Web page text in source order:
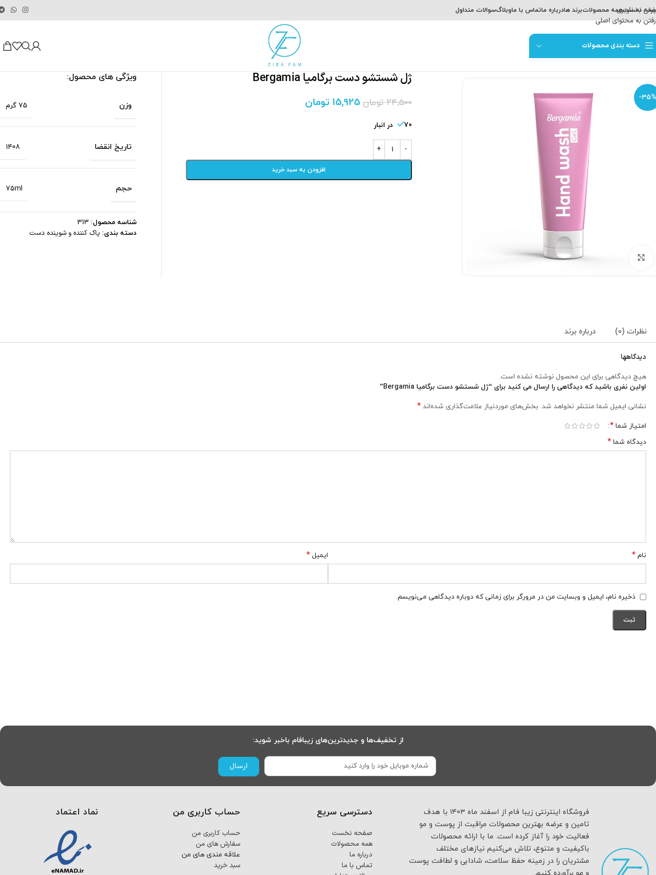
پرش به ناوبری
رفتن به محتوای اصلی
نخستهمه محصولاتبرند هادرباره ماتماس با ماوبلاگسوالات متداول
دسته بندی محصولات
-35%
برای بزرگنمایی کلیک کنید
ژل شستشو دست برگامیا Bergamia
24,500 تومان 15,925 تومان
70 در انبار
افزودن به سبد خرید
ویژگی های محصول:
وزن 75 گرم
تاریخ انقضا 1408
حجم 75ml
شناسه محصول: 313
دسته بندی: پاک کننده و شوینده دست
نظرات (0) درباره برند
دیدگاهها
هیچ دیدگاهی برای این محصول نوشته نشده است.
اولین نفری باشید که دیدگاهی را ارسال می کنید برای “ژل شستشو دست برگامیا Bergamia”
نشانی ایمیل شما منتشر نخواهد شد. بخش‌های موردنیاز علامت‌گذاری شده‌اند *
امتیاز شما *
دیدگاه شما *
نام * ایمیل *
ذخیره نام، ایمیل و وبسایت من در مرورگر برای زمانی که دوباره دیدگاهی می‌نویسم.
از تخفیف‌ها و جدیدترین‌های زیبافام باخبر شوید:
ارسال
فروشگاه اینترنتی زیبا فام از اسفند ماه ۱۴۰۳ با هدف
تامین و عرضه بهترین محصولات مراقبت از پوست و مو
فعالیت خود را آغاز کرده است. ما با ارائه محصولات
باکیفیت و متنوع، تلاش می‌کنیم نیازهای مختلف
مشتریان را در زمینه حفظ سلامت، شادابی و لطافت پوست
دسترسی سریع
صفحه نخست
همه محصولات
درباره ما
تماس با ما
حساب کاربری من
حساب کاربری من
سفارش های من
علاقه مندی های من
سبد خرید
نماد اعتماد